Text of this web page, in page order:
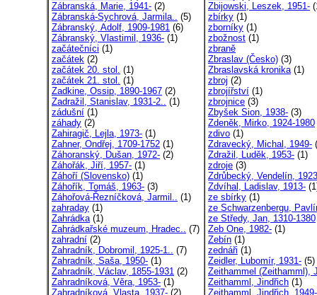
Zábranská, Marie, 1941- (2)
Zábranská-Sychrová, Jarmila.. (5)
Zábranský, Adolf, 1909-1981 (6)
Zábranský, Vlastimil, 1936- (1)
začátečníci (1)
začátek (2)
začátek 20. stol. (1)
začátek 21. stol. (1)
Zadkine, Ossip, 1890-1967 (2)
Zadražil, Stanislav, 1931-2.. (1)
zádušní (1)
záhady (2)
Zahiragič, Lejla, 1973- (1)
Zahner, Ondřej, 1709-1752 (1)
Záhoranský, Dušan, 1972- (2)
Záhořák, Jiří, 1957- (1)
Záhoří (Slovensko) (1)
Záhořík, Tomáš, 1963- (3)
Záhořová-Řezníčková, Jarmil.. (1)
zahraday (1)
Zahrádka(1)
Zahrádkařské muzeum, Hradec.. (7)
zahradní (2)
Zahradník, Dobromil, 1925-1.. (7)
Zahradník, Saša, 1950- (1)
Zahradník, Václav, 1855-1931 (2)
Zahradníková, Věra, 1953- (1)
Zahradníková, Vlasta, 1937- (2)
Zbijowski, Leszek, 1951-
zbírky (1)
zborníky (1)
zbožnost (1)
zbraně
Zbraslav (Česko) (3)
Zbraslavská kronika(1)
zbroj (2)
zbrojířství (1)
zbrojnice (3)
Zbyšek Sion, 1938- (3)
Zdeněk, Mirko, 1924-1980
zdivo (1)
Zdravecký, Michal, 1949-
Zdražil, Luděk, 1953- (1)
zdroje (3)
Zdrůbecký, Vendelín,
Zdvíhal, Ladislav, 1913-
ze sbírky (1)
ze Schwarzenbergu,
ze Středy, Jan, 1310-1380
Zeb One, 1982- (1)
Zebín (1)
zednáři (1)
Zeidler, Lubomír, 1931- (5)
Zeithammel (Zeithamml),
Zeithamml, Jindřich (1)
Zeithamml, Jindřich, 1949-